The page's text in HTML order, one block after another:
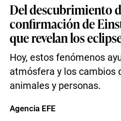
Del descubrimiento
confirmación de
que revelan los
Hoy, estos fenómenos
atmósfera y los cambios
animales y personas.
Agencia EFE